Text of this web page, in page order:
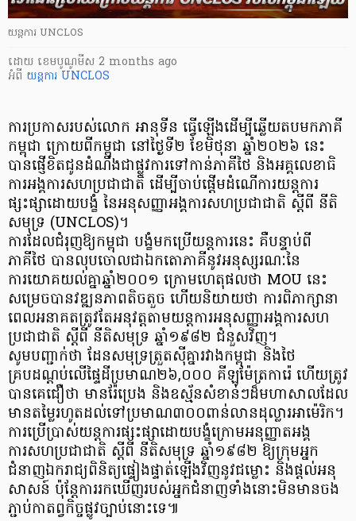
យន្តការ UNCLOS
ដោយ ​ ខេមបូណូមីស 2 months ago
អំពី យន្តការ UNCLOS
ការប្រកាសរបស់លោក អានុទីន ធ្វើឡើងដើម្បីឆ្លើយតបមកភាគី
កម្ពុជា ក្រោយពីកម្ពុជា នៅថ្ងៃទី២ ខែមិថុនា ឆ្នាំ២០២៦ នេះ
បានផ្ញើខិតជូនដំណឹងជាផ្លូវការទៅកាន់ភាគីថៃ និងអគ្គលេខាធិ
ការអង្គការសហប្រជាជាតិ ដើម្បីចាប់ផ្ដើមដំណើការយន្តការ
ផ្សះផ្សាដោយបង្ខំ នៃអនុសញ្ញាអង្គការសហប្រជាជាតិ ស្ដីពី នីតិ
សមុទ្រ (UNCLOS)។
ការដែលជំរុញឱ្យកម្ពុជា បង្ខំមកប្រើយន្តការនេះ គឺបន្ទាប់ពី
ភាគីថៃ បានលុបចោលជាឯកតោភាគីនូវអនុស្សរណៈនៃ
ការយោគយល់គ្នាឆ្នាំ២០០១ ក្រោមហេតុផលថា MOU នេះ
សម្រេចបានវឌ្ឍនភាពតិចតួច ហើយនិយាយថា ការពិភាក្សានា
ពេលអនាគតត្រូវតែអនុវត្តតាមយន្តការអនុសញ្ញាអង្គការសហ
ប្រជាជាតិ ស្ដីពី នីតិសមុទ្រ ឆ្នាំ១៩៨២ ជំនួសវិញ។
សូមបញ្ជាក់ថា ដែនសមុទ្រត្រួតស៊ីគ្នារវាងកម្ពុជា និងថៃ
គ្របដណ្តប់លើផ្ទៃដីប្រមាណ២៦,០០០ គីឡូម៉ែត្រការ៉េ ហើយត្រូវ
បានគេជឿថា មានរ៉ែប្រេង និងឧស្ម័នសំខាន់ៗដ៏មហាសាលដែល
មានតម្លៃរហូតដល់ទៅប្រមាណ៣០០ពាន់លានដុល្លារអាម៉េរិក។
ការប្រើប្រាស់យន្តការផ្សះផ្សាដោយបង្ខំក្រោមអនុញ្ញាតអង្គ
ការសហប្រជាជាតិ ស្ដីពី នីតិសមុទ្រ ឆ្នាំ១៩៨២ ឱ្យក្រុមអ្នក
ជំនាញឯករាជ្យពិនិត្យផ្ទៀងផ្ទាត់ឡើងវិញនូវជម្លោះ និងផ្ដល់អនុ
សាសន៍ ប៉ុន្តែការរកឃើញរបស់អ្នកជំនាញទាំងនោះមិនមានចង
ភ្ជាប់កាតព្វកិច្ចផ្លូវច្បាប់នោះទេ៕